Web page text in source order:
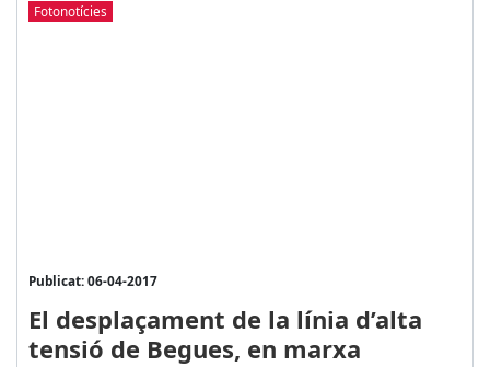
Fotonotícies
Publicat: 06-04-2017
El desplaçament de la línia d’alta
tensió de Begues, en marxa